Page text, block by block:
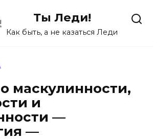
Ты Леди!
Как быть, а не казаться Леди
маскулинности,
и
—
—